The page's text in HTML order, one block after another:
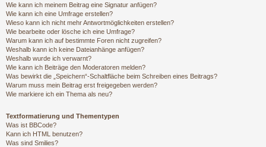
Wie kann ich meinem Beitrag eine Signatur anfügen?
Wie kann ich eine Umfrage erstellen?
Wieso kann ich nicht mehr Antwortmöglichkeiten erstellen?
Wie bearbeite oder lösche ich eine Umfrage?
Warum kann ich auf bestimmte Foren nicht zugreifen?
Weshalb kann ich keine Dateianhänge anfügen?
Weshalb wurde ich verwarnt?
Wie kann ich Beiträge den Moderatoren melden?
Was bewirkt die „Speichern“-Schaltfläche beim Schreiben eines Beitrags?
Warum muss mein Beitrag erst freigegeben werden?
Wie markiere ich ein Thema als neu?
Textformatierung und Thementypen
Was ist BBCode?
Kann ich HTML benutzen?
Was sind Smilies?